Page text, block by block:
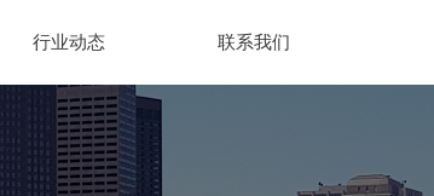
行业动态 联系我们